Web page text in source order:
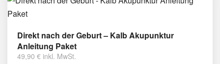
Direkt nach der Geburt – Kalb Akupunktur
Anleitung Paket
49,90 € inkl. MwSt.